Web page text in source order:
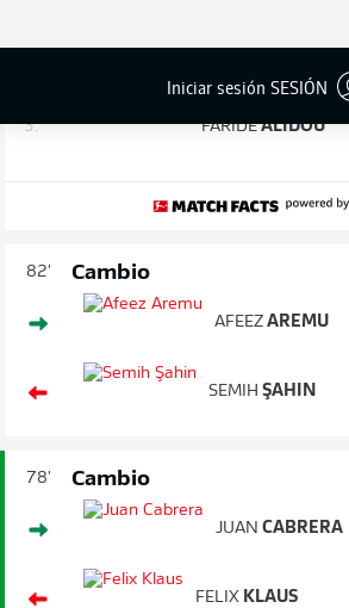
Iniciar sesión SESIÓN
3. FARIDEALIDOU
82' Cambio
AFEEZ AREMU
SEMIH ŞAHIN
78' Cambio
JUAN CABRERA
FELIX KLAUS